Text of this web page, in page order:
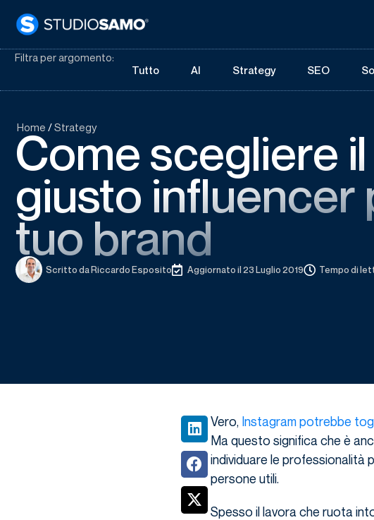
Filtra per argomento:
Tutto
AI Strategy SEO
Home /Strategy
Come scegliere il
giusto influencer
tuo brand
Scritto daRiccardo Esposito Aggiornato il 23 Luglio 2019 Tempo di
Vero, Instagram potrebbe
Ma questo significa che è
individuare le professionalità
persone utili.
Spesso il lavora che ruota